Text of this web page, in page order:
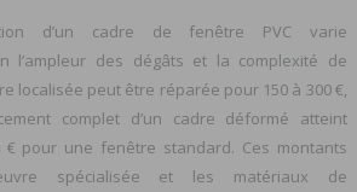
d’un cadre de fenêtre PVC varie
l’ampleur des dégâts et la complexité de
localisée peut être réparée pour 150 à 300 €,
complet d’un cadre déformé atteint
€ pour une fenêtre standard. Ces montants
spécialisée et les matériaux de